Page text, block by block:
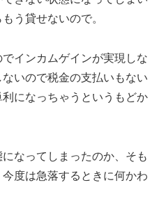
う貸せないので。
インカムゲインが実現しな
いので税金の支払いもない
になっちゃうというもどか
なってしまったのか、そも
度は急落するときに何かわ